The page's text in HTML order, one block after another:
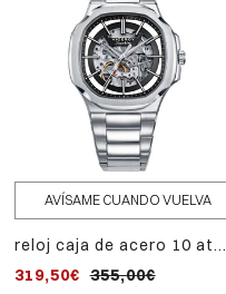
AVÍSAME CUANDO VUELVA
reloj caja de acero 10 atm,
movimiento automático,
319,50€ 355,00€